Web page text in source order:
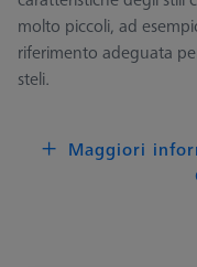
molto piccoli, ad
riferimento adeguata
steli.
Maggiori